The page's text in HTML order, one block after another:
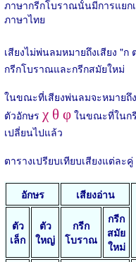
ภาษากรีกโบราณนั้นมีการแยก
ภาษาไทย
เสียงไม่พ่นลมหมายถึงเสียง "
กรีกโบราณและกรีกสมัยใหม่
ในขณะที่เสียงพ่นลมจะหมายถึ
ตัวอักษร χ θ φ ในขณะที่ในก
เปลี่ยนไปแล้ว
ตารางเปรียบเทียบเสียงแต่ละ
อักษร
เสียงอ่าน
ตัว
เล็ก
ตัว
ใหญ่
กรีก
โบราณ
กรีก
สมัย
ใหม่